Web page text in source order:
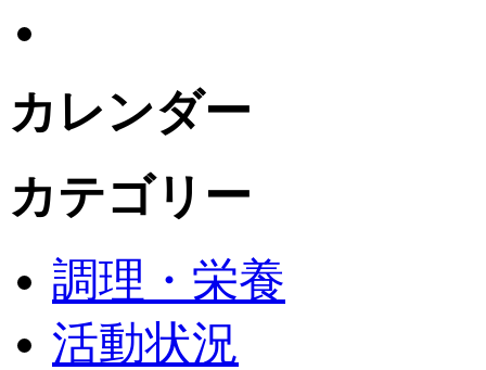
カレンダー
カテゴリー
調理・栄養
活動状況